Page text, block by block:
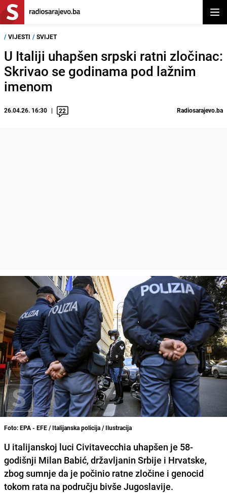
/ VIJESTI / SVIJET
U Italiji uhapšen srpski ratni zločinac:
Skrivao se godinama pod lažnim
imenom
26.04.26. 16:30 22 Radiosarajevo.ba
Foto: EPA - EFE / Italijanska policija / Ilustracija
U italijanskoj luci Civitavecchia uhapšen je 58-
godišnji Milan Babić, državljanin Srbije i Hrvatske,
zbog sumnje da je počinio ratne zločine i genocid
tokom rata na području bivše Jugoslavije.